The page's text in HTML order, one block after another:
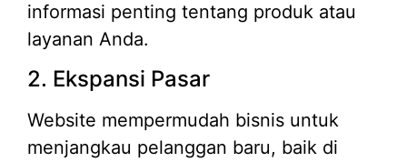
informasi penting tentang produk atau
layanan Anda.
2. Ekspansi Pasar
Website mempermudah bisnis untuk
menjangkau pelanggan baru, baik di